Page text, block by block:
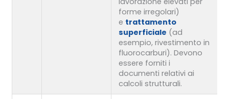
forme irregolari)
e trattamento
superficiale (ad
esempio, rivestimento in
fluorocarburi). Devono
essere forniti i
documenti relativi ai
calcoli strutturali.